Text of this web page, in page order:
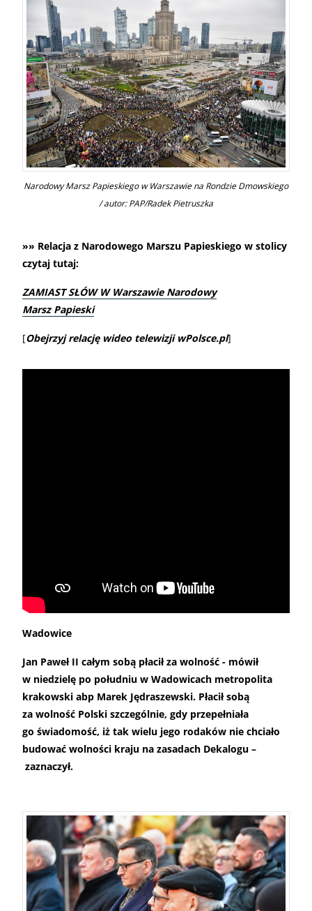
Narodowy Marsz Papieskiego w Warszawie na Rondzie Dmowskiego
/ autor: PAP/Radek Pietruszka
»» Relacja z Narodowego Marszu Papieskiego w stolicy
czytaj tutaj:
ZAMIAST SŁÓW W Warszawie Narodowy
Marsz Papieski
[Obejrzyj relację wideo telewizji wPolsce.pl]
Wadowice
Jan Paweł II całym sobą płacił za wolność - mówił
w niedzielę po południu w Wadowicach metropolita
krakowski abp Marek Jędraszewski. Płacił sobą
za wolność Polski szczególnie, gdy przepełniała
go świadomość, iż tak wielu jego rodaków nie chciało
budować wolności kraju na zasadach Dekalogu –
zaznaczył.